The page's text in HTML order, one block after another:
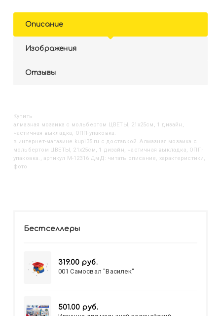
Описание
Изображения
Отзывы
Купить
Алмазная мозаика с мольбертом ЦВЕТЫ, 21х25см, 1 дизайн,
частичная выкладка, ОПП-упаковка.
в интернет-магазине kupi35.ru с доставкой. Алмазная мозаика с
мольбертом ЦВЕТЫ, 21х25см, 1 дизайн, частичная выкладка, ОПП-
упаковка., артикул M-12316 ДмД: читать описание, характеристики,
фото
Бестселлеры
319.00 руб.
001 Самосвал "Василек"
501.00 руб.